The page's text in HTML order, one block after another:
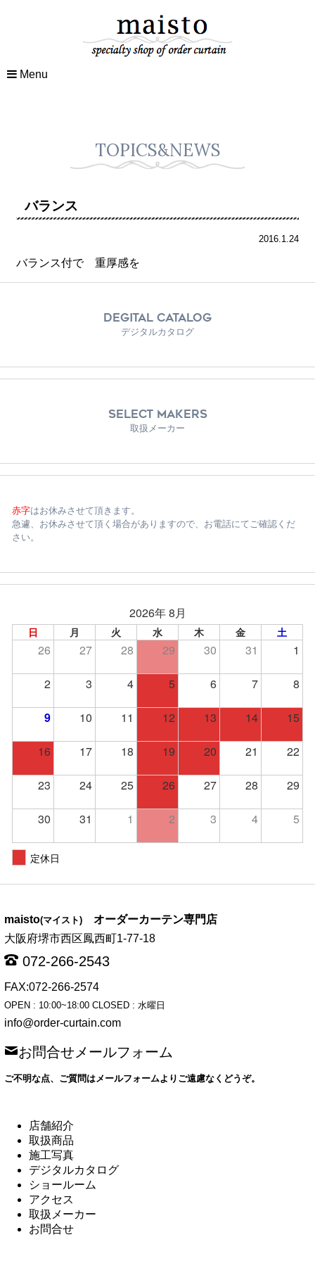
Menu
TOPICS&NEWS
バランス
2016.1.24
バランス付で 重厚感を
DEGITAL CATALOG
デジタルカタログ
SELECT MAKERS
取扱メーカー
赤字はお休みさせて頂きます。
急遽、お休みさせて頂く場合がありますので、お電話にてご確認くだ
さい。
2026年 8月
日 月 火 水 木 金 土
26 27 28 29 30 31 1
2 3 4 5 6 7 8
9 10 11 12 13 14 15
16 17 18 19 20 21 22
23 24 25 26 27 28 29
30 31 1 2 3 4 5
定休日
maisto(マイスト) オーダーカーテン専門店
大阪府堺市西区鳳西町1-77-18
072-266-2543
FAX:072-266-2574
OPEN : 10:00~18:00 CLOSED : 水曜日
info@order-curtain.com
お問合せメールフォーム
ご不明な点、ご質問はメールフォームよりご遠慮なくどうぞ。
店舗紹介
取扱商品
施工写真
デジタルカタログ
ショールーム
アクセス
取扱メーカー
お問合せ